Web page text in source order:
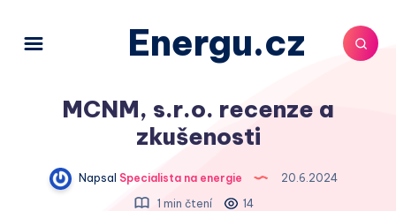
Energu.cz
MCNM, s.r.o. recenze a
zkušenosti
Napsal Specialista na energie
20.6.2024
1 min čtení
14